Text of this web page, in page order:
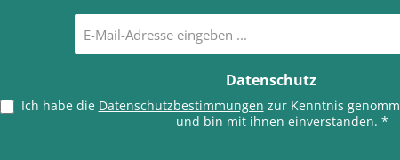
Mail-
Adresse
Datenschutz
Ich habe die Datenschutzbestimmungen zur Kenntnis
und bin mit ihnen einverstanden. *